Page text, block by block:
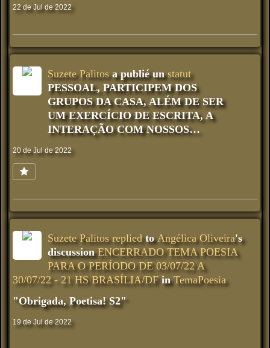
22 de Jul de 2022
Suzete Palitosa publié unstatut
PESSOAL, PARTICIPEM DOS
GRUPOS DA CASA, ALÉM DE SER
UM EXERCÍCIO DE ESCRITA, A
INTERAÇÃO COM NOSSOS…
20 de Jul de 2022
Suzete Palitos repliedtoAngélica Oliveira's
discussionENCERRADO TEMA POESIA
PARA O PERÍODO DE 03/07/22 A
30/07/22 - 21 HS BRASÍLIA/DFinTemaPoesia
"Obrigada, Poetisa! S2"
19 de Jul de 2022